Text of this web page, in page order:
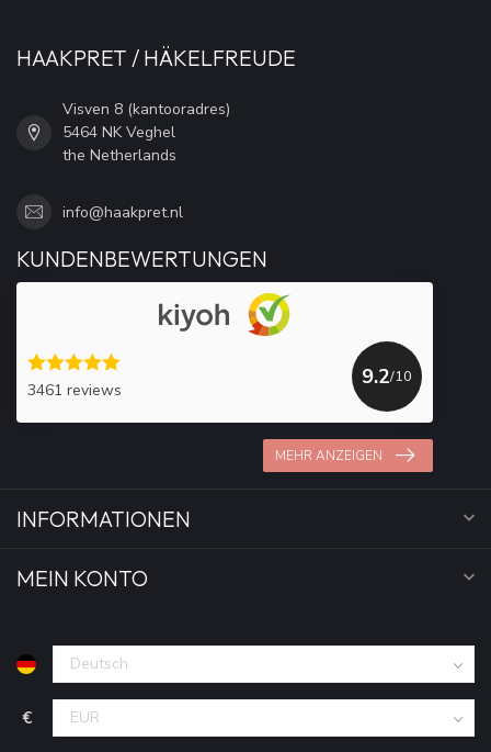
HAAKPRET / HÄKELFREUDE
Visven 8 (kantooradres)
5464 NK Veghel
the Netherlands
info@haakpret.nl
KUNDENBEWERTUNGEN
3461 reviews
9.2/10
MEHR ANZEIGEN
INFORMATIONEN
MEIN KONTO
€